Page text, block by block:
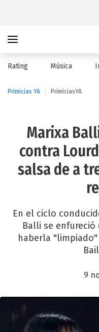
Rating Música
Primicias YA PrimiciasYA
Marixa
contra
salsa de a
En el ciclo
Balli se enfureció
haberla
9